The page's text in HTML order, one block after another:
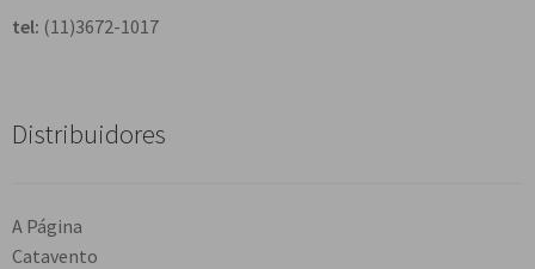
tel: (11)3672-1017
Distribuidores
A Página
Catavento